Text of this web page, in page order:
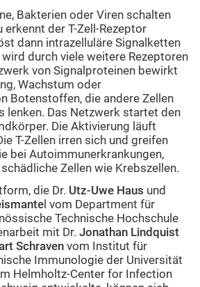
Bakterien oder Viren schalten
erkennt der T-Zell-Rezeptor
dann intrazelluläre Signalketten
durch viele weitere Rezeptoren
von Signalproteinen bewirkt
Wachstum oder
Botenstoffen, die andere Zellen
lenken. Das Netzwerk startet den
Die Aktivierung läuft
T-Zellen irren sich und greifen
bei Autoimmunerkrankungen,
Zellen wie Krebszellen.
die Dr. Utz-Uwe Haus und
l vom Department für
Technische Hochschule
mit Dr. Jonathan Lindquist
Schraven vom Institut für
Immunologie der Universität
Helmholtz-Center for Infection